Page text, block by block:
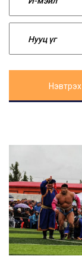
Нэвтрэх